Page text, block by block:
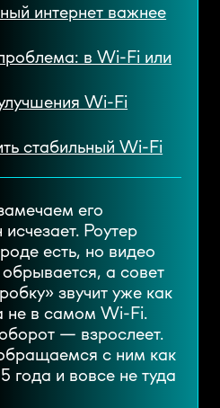
интернет важнее
в Wi-Fi или
Wi-Fi
стабильный Wi-Fi
его
Роутер
есть, но видео
а совет
звучит уже как
не в самом Wi-Fi.
— взрослеет.
с ним как
и вовсе не туда